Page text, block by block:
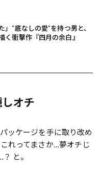
“底なしの愛”を持つ男と、
く衝撃作『四月の余白』
オチ
ッケージを手に取り改め
れってまさか…夢オチじ
と。